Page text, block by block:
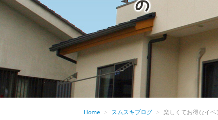
Home > スムスキブログ > 楽しくてお得なイベ